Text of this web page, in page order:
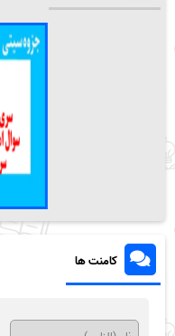
کامنت ها